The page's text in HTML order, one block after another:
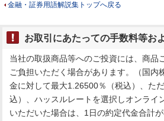
金融・証券用語解説集トップへ戻る
お取引にあたっての手数料等お
当社の取扱商品等へのご投資には、商品
ご負担いただく場合があります。（国内
金に対して最大1.26500％（税込）、た
込）、ハッスルレートを選択しオンライ
いただいた場合は、1日の約定代金合計